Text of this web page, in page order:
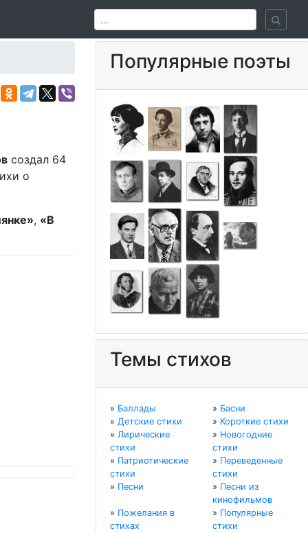
создал 64
о
, «В
Популярные поэты
Темы стихов
» Баллады » Басни
» Детские стихи » Короткие стихи
» Лирические
стихи
» Новогодние
стихи
» Патриотические
стихи
» Переведенные
стихи
» Песни » Песни из
кинофильмов
» Пожелания в
стихах
» Популярные
стихи